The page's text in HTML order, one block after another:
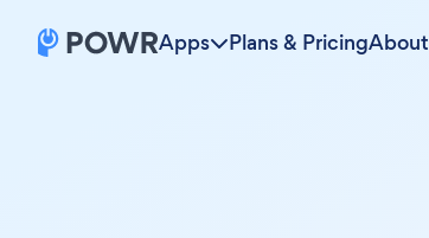
Apps Plans & PricingAbout